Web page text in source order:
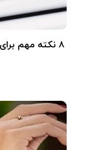
۸ نکته مهم